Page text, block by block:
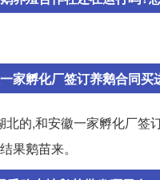
家孵化厂签订养鹅合同买
的,和安徽一家孵化厂
果鹅苗来。